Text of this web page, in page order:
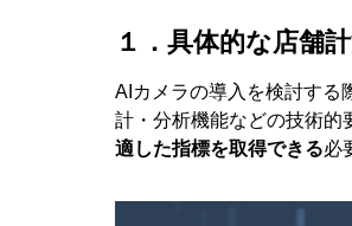
１．具体的な店舗
AIカメラの導入を検討する
計・分析機能などの技術的
適した指標を取得できる必